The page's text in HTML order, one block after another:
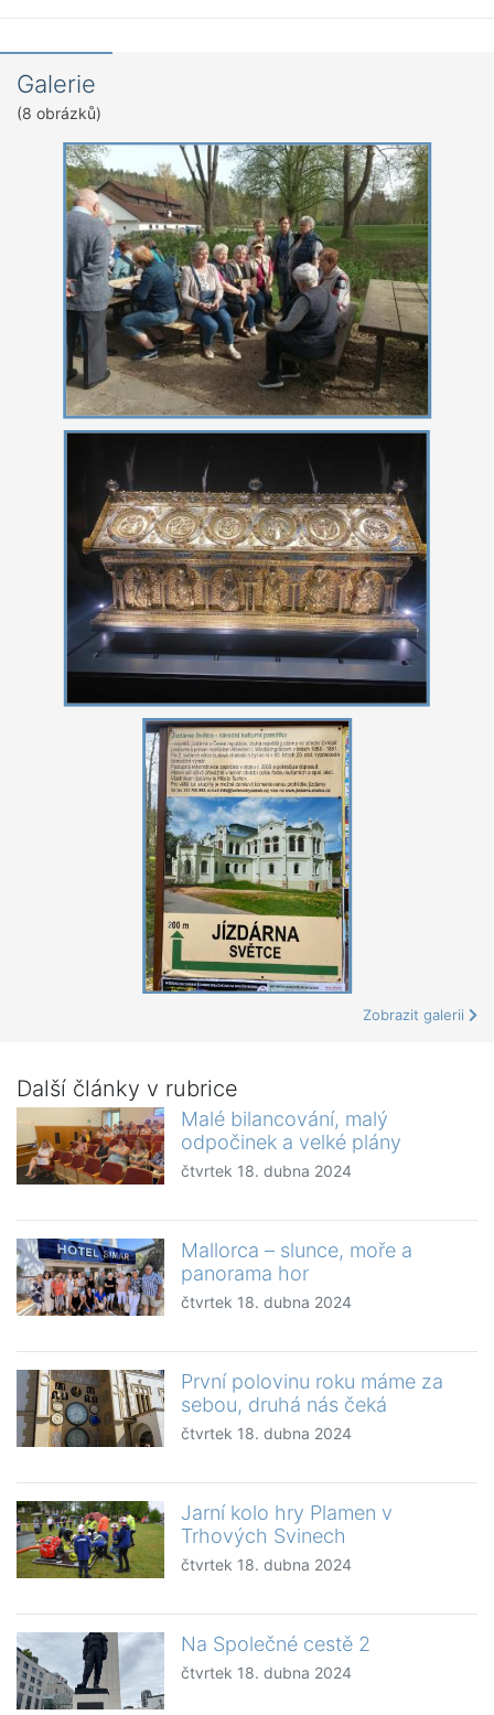
Galerie
(8 obrázků)
Zobrazit galerii
Další články v rubrice
Malé bilancování, malý
odpočinek a velké plány
čtvrtek 18. dubna 2024
Mallorca – slunce, moře a
panorama hor
čtvrtek 18. dubna 2024
První polovinu roku máme za
sebou, druhá nás čeká
čtvrtek 18. dubna 2024
Jarní kolo hry Plamen v
Trhových Svinech
čtvrtek 18. dubna 2024
Na Společné cestě 2
čtvrtek 18. dubna 2024